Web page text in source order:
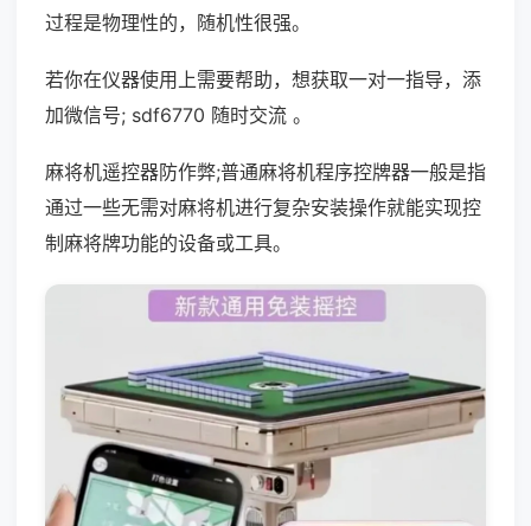
过程是物理性的，随机性很强。
若你在仪器使用上需要帮助，想获取一对一指导，添
加微信号; sdf6770 随时交流 。
麻将机遥控器防作弊;普通麻将机程序控牌器一般是指
通过一些无需对麻将机进行复杂安装操作就能实现控
制麻将牌功能的设备或工具。